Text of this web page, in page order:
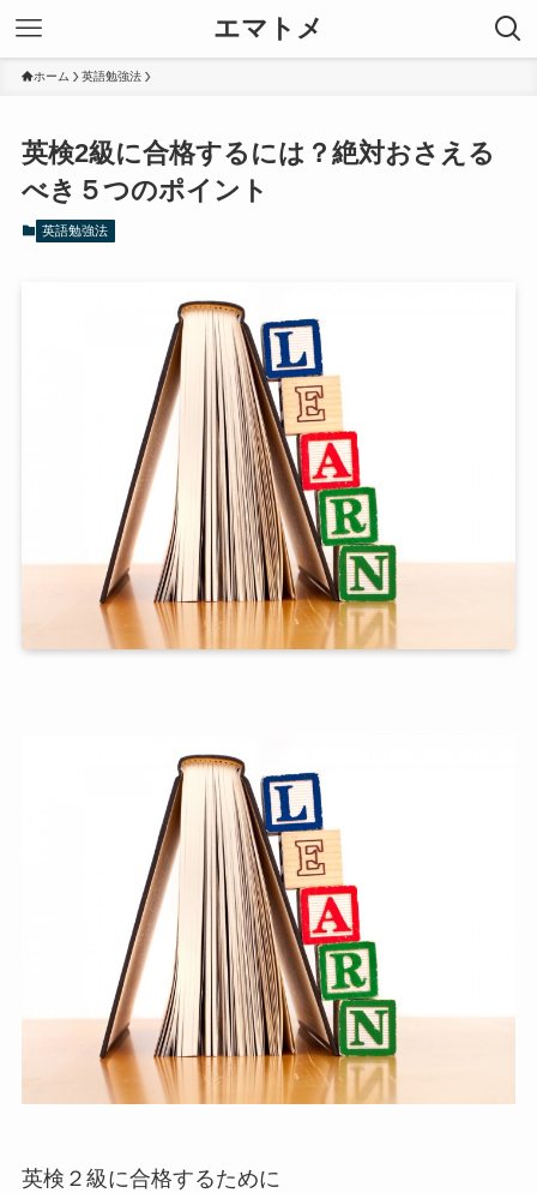
エマトメ
ホーム 英語勉強法
英検2級に合格するには？絶対おさえる
べき５つのポイント
英語勉強法
英検２級に合格するために